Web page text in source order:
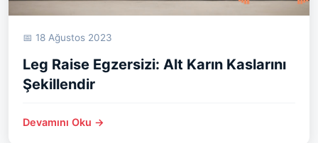
📅 18 Ağustos 2023
Leg Raise Egzersizi: Alt Karın Kaslarını
Şekillendir
Devamını Oku →